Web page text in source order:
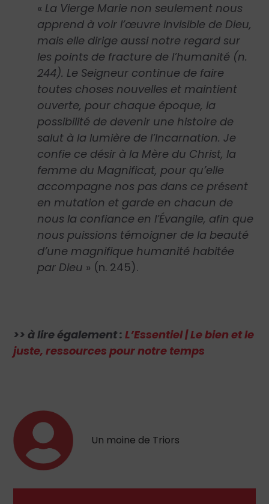
« La Vierge Marie non seulement nous
apprend à voir l’œuvre invisible de Dieu,
mais elle dirige aussi notre regard sur
les points de fracture de l’humanité (n.
244). Le Seigneur continue de faire
toutes choses nouvelles et maintient
ouverte, pour chaque époque, la
possibilité de devenir une histoire de
salut à la lumière de l’Incarnation. Je
confie ce désir à la Mère du Christ, la
femme du Magnificat, pour qu’elle
accompagne nos pas dans ce présent
en mutation et garde en chacun de
nous la confiance en l’Évangile, afin que
nous puissions témoigner de la beauté
d’une magnifique humanité habitée
par Dieu » (n. 245).
>> à lire également :L’Essentiel | Le bien et le
juste, ressources pour notre temps
Un moine de Triors